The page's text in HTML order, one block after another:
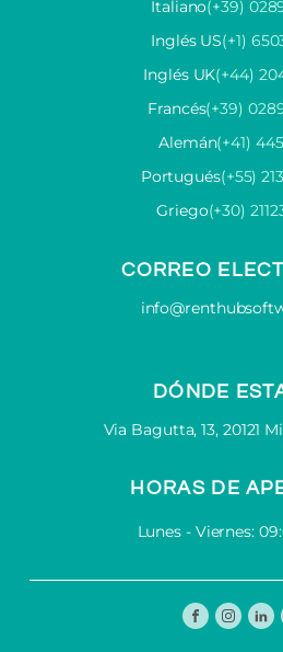
Italiano(+39)
Inglés US(+1)
Inglés UK(+44)
Francés(+39)
Alemán(+41)
Portugués(+55)
Griego(+30)
CORREO
DÓNDE
Via Bagutta, 13, 20121
HORAS DE
Lunes - Viernes: